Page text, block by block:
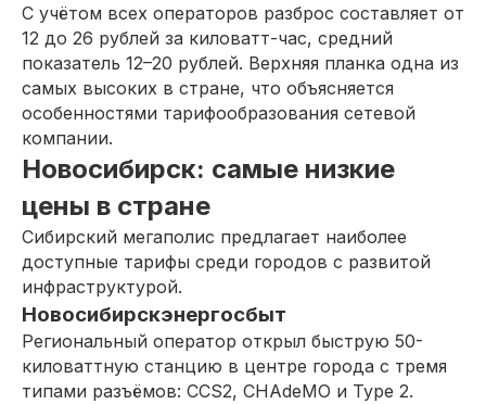
С учётом всех операторов разброс составляет от
12 до 26 рублей за киловатт-час, средний
показатель 12–20 рублей. Верхняя планка одна из
самых высоких в стране, что объясняется
особенностями тарифообразования сетевой
компании.
Новосибирск: самые низкие
цены в стране
Сибирский мегаполис предлагает наиболее
доступные тарифы среди городов с развитой
инфраструктурой.
Новосибирскэнергосбыт
Региональный оператор открыл быструю 50-
киловаттную станцию в центре города с тремя
типами разъёмов: CCS2, CHAdeMO и Type 2.